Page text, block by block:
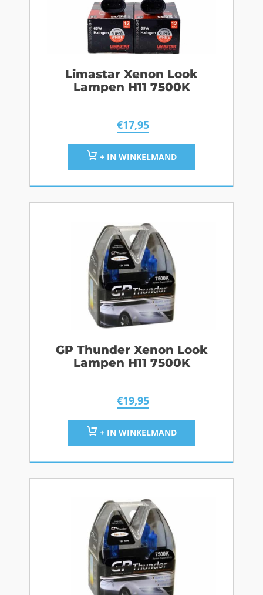
Limastar Xenon Look
Lampen H11 7500K
€17,95
+ IN WINKELMAND
GP Thunder Xenon Look
Lampen H11 7500K
€19,95
+ IN WINKELMAND